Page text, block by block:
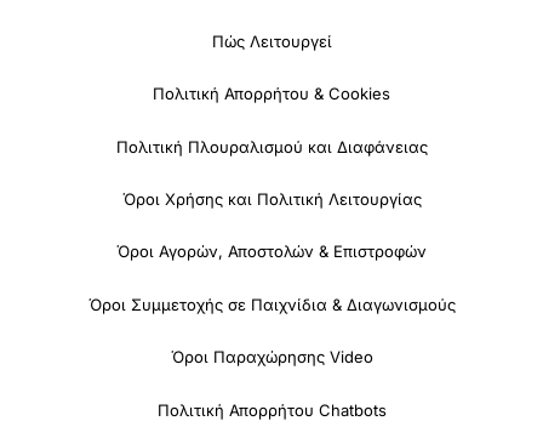
Πώς Λειτουργεί
Πολιτική Απορρήτου & Cookies
Πολιτική Πλουραλισμού και Διαφάνειας
Όροι Χρήσης και Πολιτική Λειτουργίας
Όροι Αγορών, Αποστολών & Επιστροφών
Όροι Συμμετοχής σε Παιχνίδια & Διαγωνισμούς
Όροι Παραχώρησης Video
Πολιτική Απορρήτου Chatbots